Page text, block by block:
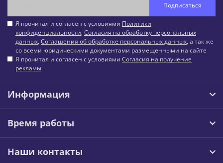
Подписаться
Я прочитал и согласен с условиями Политики
конфиденциальности, Согласия на обработку персональных
данных, Соглашения об обработке персональных данных, а так же
со всеми юридическими документами размещенными на сайте
Я прочитал и согласен с условиями Согласия на получение
рекламы
Информация
Время работы
Наши контакты